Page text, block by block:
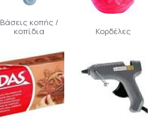
Βάσεις κοπής /
κοπίδια
Κορδέλες